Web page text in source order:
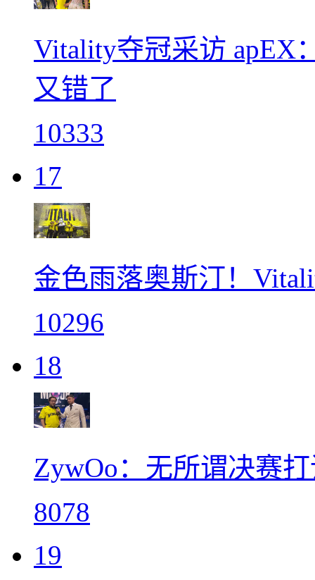
Vitality夺冠采访 apEX
又错了
10333
17
金色雨落奥斯汀！
10296
18
ZywOo：无所谓决赛
8078
19